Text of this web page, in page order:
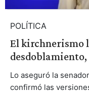
POLÍTICA
El kirchnerismo
Lo aseguró la
confirmó las